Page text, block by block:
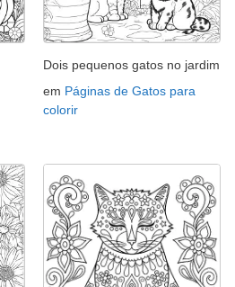
Dois pequenos gatos no jardim
em Páginas de Gatos para
colorir